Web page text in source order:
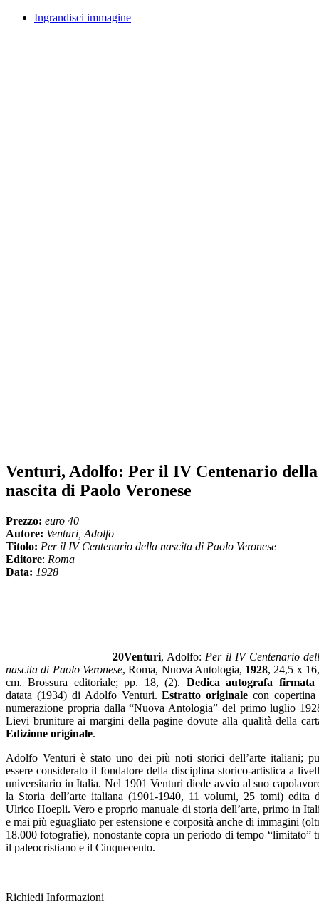
Ingrandisci immagine
Venturi, Adolfo: Per il IV Centenario della
nascita di Paolo Veronese
Prezzo: euro 40
Autore: Venturi, Adolfo
Titolo: Per il IV Centenario della nascita di Paolo Veronese
Editore: Roma
Data: 1928
20Venturi, Adolfo: Per il IV Centenario
nascita di Paolo Veronese, Roma, Nuova Antologia, 1928, 24,5 x
cm. Brossura editoriale; pp. 18, (2). Dedica autografa firmata
datata (1934) di Adolfo Venturi.Estratto originale con copertina
numerazione propria dalla “Nuova Antologia” del primo luglio
Lievi bruniture ai margini della pagine dovute alla qualità della
Edizione originale.
Adolfo Venturi è stato uno dei più noti storici dell’arte italiani;
essere considerato il fondatore della disciplina storico-artistica a
universitario in Italia. Nel 1901 Venturi diede avvio al suo
la Storia dell’arte italiana (1901-1940, 11 volumi, 25 tomi) edita
Ulrico Hoepli. Vero e proprio manuale di storia dell’arte, primo in
e mai più eguagliato per estensione e corposità anche di immagini
18.000 fotografie), nonostante copra un periodo di tempo “limitato”
il paleocristiano e il Cinquecento.
Richiedi Informazioni